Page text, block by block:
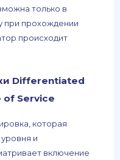
только в
при прохождении
происходит
Differentiated
of Service
которая
и
включение